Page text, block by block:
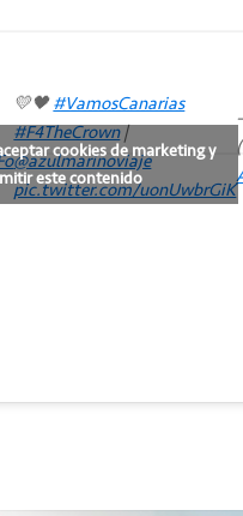
💛🖤#VamosCanarias
#F4TheCrown|
@azulmarinoviaje
pic.twitter.com/uonUwbrGiK
cookies de marketing y
este contenido